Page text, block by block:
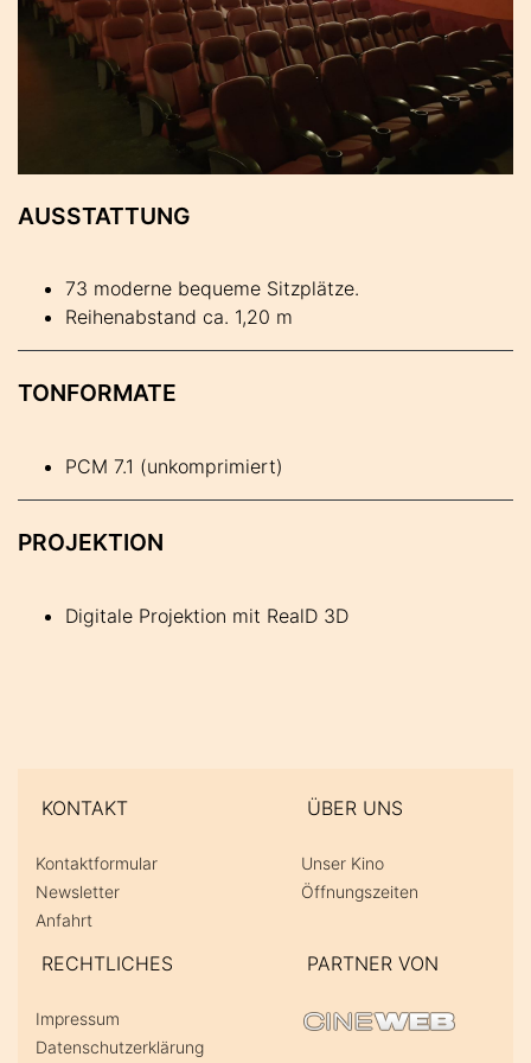
AUSSTATTUNG
73 moderne bequeme Sitzplätze.
Reihenabstand ca. 1,20 m
TONFORMATE
PCM 7.1 (unkomprimiert)
PROJEKTION
Digitale Projektion mit RealD 3D
KONTAKT
Kontaktformular
Newsletter
Anfahrt
ÜBER UNS
Unser Kino
Öffnungszeiten
RECHTLICHES
Impressum
Datenschutzerklärung
PARTNER VON